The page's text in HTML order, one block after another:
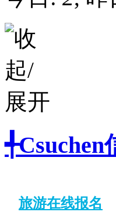
旅游在线报名